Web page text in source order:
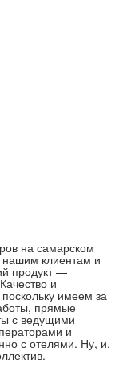
на самарском
клиентам и
продукт —
и
имеем за
прямые
с ведущими
и
с отелями. Ну, и,